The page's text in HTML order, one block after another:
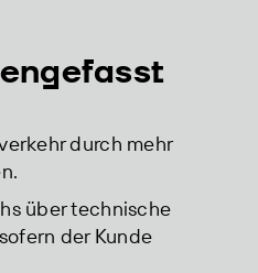
durch mehr
über technische
der Kunde